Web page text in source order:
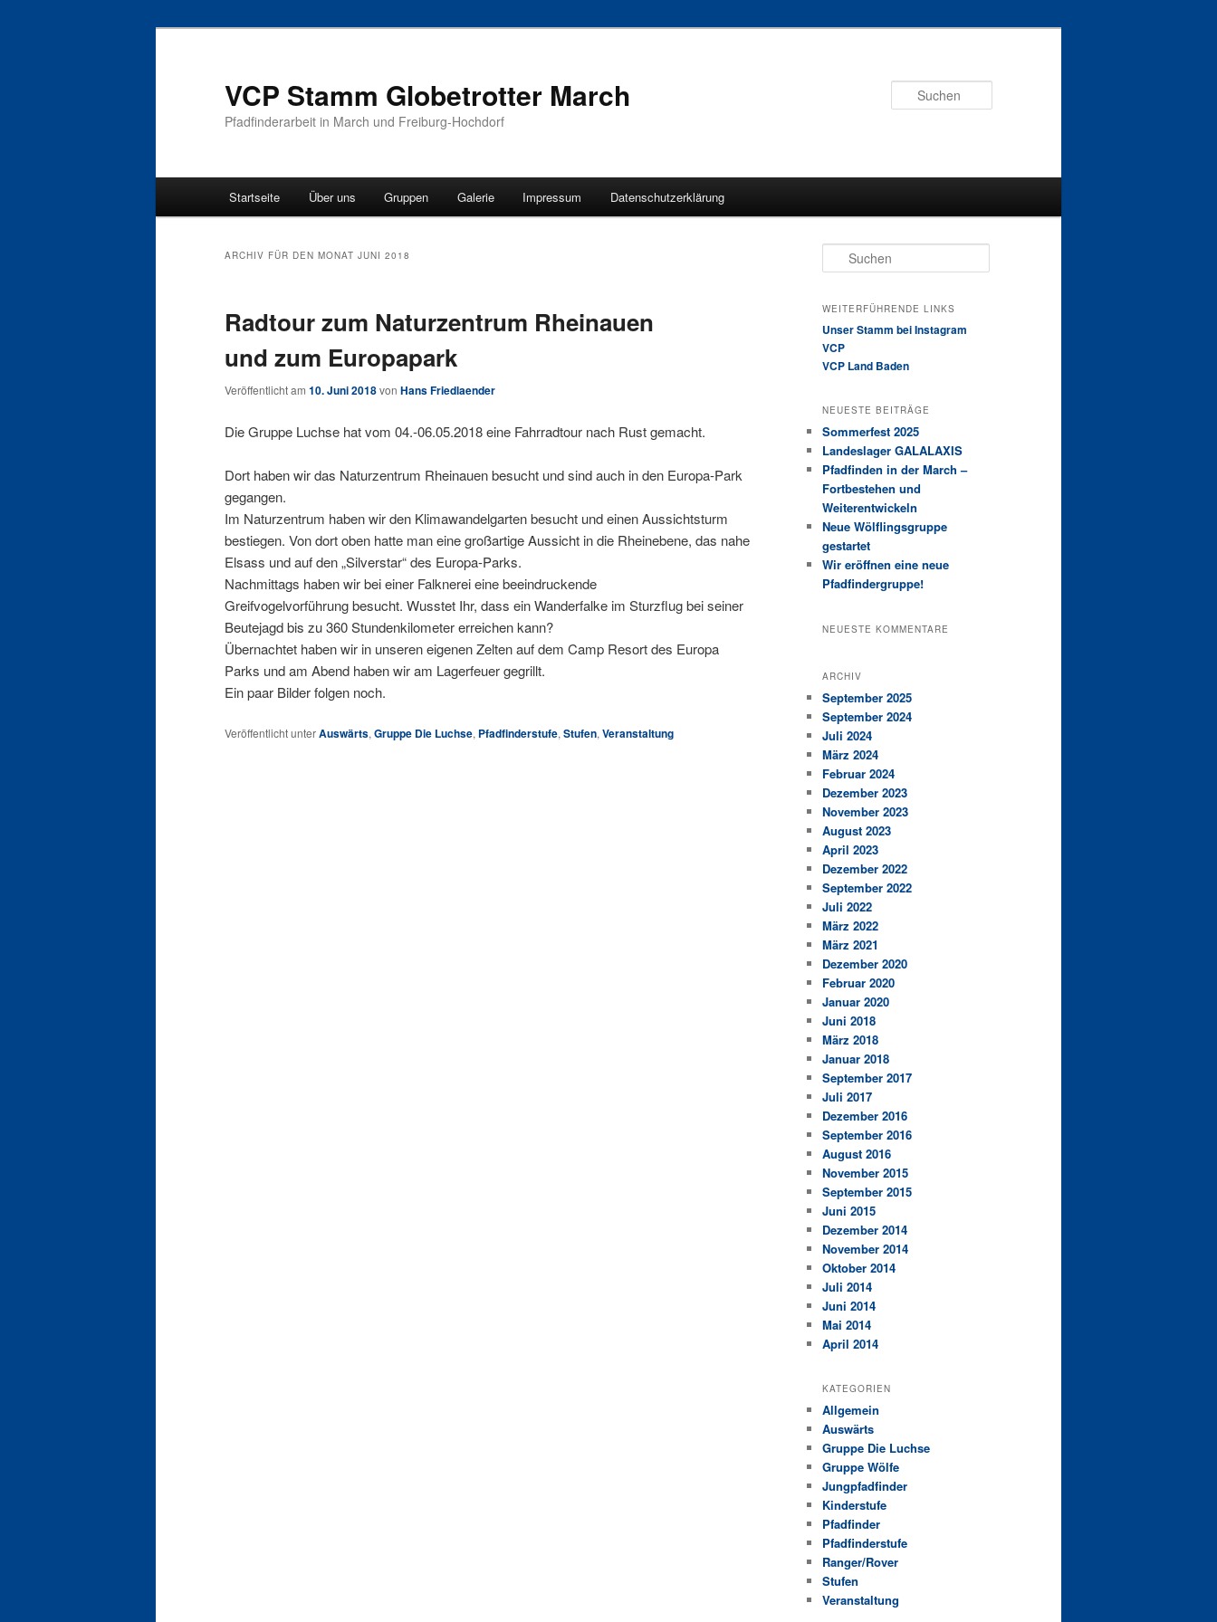
VCP Stamm Globetrotter March
Pfadfinderarbeit in March und Freiburg-Hochdorf
Zum Inhalt wechseln
Zum sekundären Inhalt wechseln
Startseite Über uns Gruppen Galerie Impressum Datenschutzerklärung
ARCHIV FÜR DEN MONAT JUNI 2018
Radtour zum Naturzentrum Rheinauen
und zum Europapark
Veröffentlicht am 10. Juni 2018von Hans Friedlaender
Die Gruppe Luchse hat vom 04.-06.05.2018 eine Fahrradtour nach Rust gemacht.
Dort haben wir das Naturzentrum Rheinauen besucht und sind auch in den Europa-Park
gegangen.
Im Naturzentrum haben wir den Klimawandelgarten besucht und einen Aussichtsturm
bestiegen. Von dort oben hatte man eine großartige Aussicht in die Rheinebene, das nahe
Elsass und auf den „Silverstar“ des Europa-Parks.
Nachmittags haben wir bei einer Falknerei eine beeindruckende
Greifvogelvorführung besucht. Wusstet Ihr, dass ein Wanderfalke im Sturzflug bei seiner
Beutejagd bis zu 360 Stundenkilometer erreichen kann?
Übernachtet haben wir in unseren eigenen Zelten auf dem Camp Resort des Europa
Parks und am Abend haben wir am Lagerfeuer gegrillt.
Ein paar Bilder folgen noch.
Veröffentlicht unterAuswärts, Gruppe Die Luchse, Pfadfinderstufe, Stufen, Veranstaltung
Suchen
WEITERFÜHRENDE LINKS
Unser Stamm bei Instagram
VCP
VCP Land Baden
NEUESTE BEITRÄGE
Sommerfest 2025
Landeslager GALALAXIS
Pfadfinden in der March –
Fortbestehen und
Weiterentwickeln
Neue Wölflingsgruppe
gestartet
Wir eröffnen eine neue
Pfadfindergruppe!
NEUESTE KOMMENTARE
ARCHIV
September 2025
September 2024
Juli 2024
März 2024
Februar 2024
Dezember 2023
November 2023
August 2023
April 2023
Dezember 2022
September 2022
Juli 2022
März 2022
März 2021
Dezember 2020
Februar 2020
Januar 2020
Juni 2018
März 2018
Januar 2018
September 2017
Juli 2017
Dezember 2016
September 2016
August 2016
November 2015
September 2015
Juni 2015
Dezember 2014
November 2014
Oktober 2014
Juli 2014
Juni 2014
Mai 2014
April 2014
KATEGORIEN
Allgemein
Auswärts
Gruppe Die Luchse
Gruppe Wölfe
Jungpfadfinder
Kinderstufe
Pfadfinder
Pfadfinderstufe
Ranger/Rover
Stufen
Veranstaltung